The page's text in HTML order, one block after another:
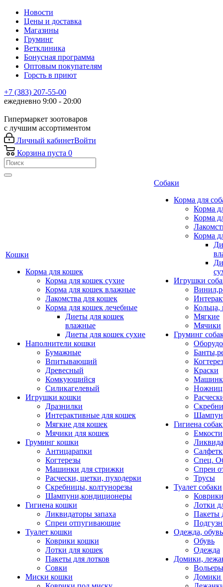
Новости
Цены и доставка
Магазины
Груминг
Ветклиника
Бонусная программа
Оптовым покупателям
Горсть в приют
+7 (383) 207-55-00
ежедневно 9:00 - 20:00
Гипермаркет зоотоваров
с лучшим ассортиментом
Личный кабинетВойти
Корзина пуста 0
Кошки
Корма для кошек
Корма для кошек сухие
Корма для кошек влажные
Лакомства для кошек
Корма для кошек лечебные
Диеты для кошек
влажные
Диеты для кошек сухие
Наполнители кошки
Бумажные
Впитывающий
Древесный
Комкующийся
Силикагелевый
Игрушки кошки
Дразнилки
Интерактивные для кошек
Мягкие для кошек
Мячики для кошек
Груминг кошки
Антицарапки
Когтерезы
Машинки для стрижки
Расчески, щетки, пуходерки
Скребницы, колтунорезы
Шампуни,кондиционеры
Гигиена кошки
Ликвидаторы запаха
Спреи отпугивающие
Туалет кошки
Коврики кошки
Лотки для кошек
Пакеты для лотков
Совки
Миски кошки
Собаки
Корма для
Корма
Корма
Корма
Игрушки
Кольца,
Мягкие
Мячики
Груминг
Краски
Гигиена
Емкости
Спец.
Спреи
Трусы
Туалет собаки
Коврики
Лотки
Пакеты
Одежда, обувь
Обувь
Одежда
Домики,
Домики